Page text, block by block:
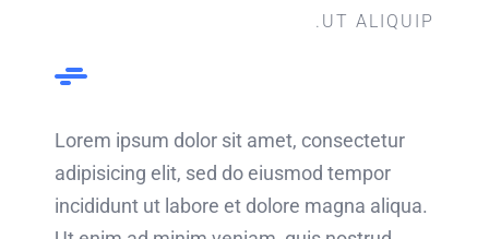
UT ALIQUIP.
Lorem ipsum dolor sit amet, consectetur
adipisicing elit, sed do eiusmod tempor
incididunt ut labore et dolore magna aliqua.